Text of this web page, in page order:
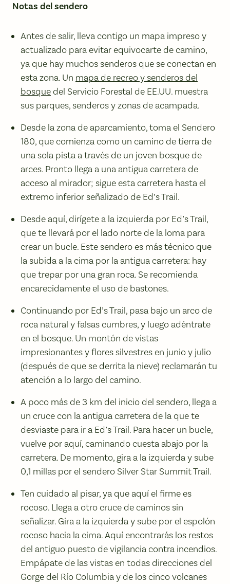
Notas del sendero
Antes de salir, lleva contigo un mapa impreso y
actualizado para evitar equivocarte de camino,
ya que hay muchos senderos que se conectan en
esta zona. Un mapa de recreo y senderos del
bosquedel Servicio Forestal de EE.UU. muestra
sus parques, senderos y zonas de acampada.
Desde la zona de aparcamiento, toma el Sendero
180, que comienza como un camino de tierra de
una sola pista a través de un joven bosque de
arces. Pronto llega a una antigua carretera de
acceso al mirador; sigue esta carretera hasta el
extremo inferior señalizado de Ed’s Trail.
Desde aquí, dirígete a la izquierda por Ed’s Trail,
que te llevará por el lado norte de la loma para
crear un bucle. Este sendero es más técnico que
la subida a la cima por la antigua carretera: hay
que trepar por una gran roca. Se recomienda
encarecidamente el uso de bastones.
Continuando por Ed’s Trail, pasa bajo un arco de
roca natural y falsas cumbres, y luego adéntrate
en el bosque. Un montón de vistas
impresionantes y flores silvestres en junio y julio
(después de que se derrita la nieve) reclamarán tu
atención a lo largo del camino.
A poco más de 3 km del inicio del sendero, llega a
un cruce con la antigua carretera de la que te
desviaste para ir a Ed’s Trail. Para hacer un bucle,
vuelve por aquí, caminando cuesta abajo por la
carretera. De momento, gira a la izquierda y sube
0,1 millas por el sendero Silver Star Summit Trail.
Ten cuidado al pisar, ya que aquí el firme es
rocoso. Llega a otro cruce de caminos sin
señalizar. Gira a la izquierda y sube por el espolón
rocoso hacia la cima. Aquí encontrarás los restos
del antiguo puesto de vigilancia contra incendios.
Empápate de las vistas en todas direcciones del
Gorge del Río Columbia y de los cinco volcanes